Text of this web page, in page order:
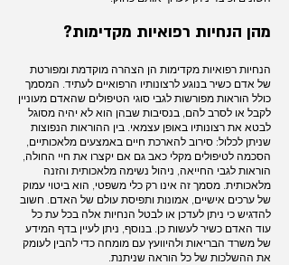
מהן הנחיות רפואיות מקדימות?
הנחיות רפואיות מקדימות הן הצהרה מוקדמת ומפורטת
של אדם כשיר בנוגע לרצונותיו הרפואיים לעתיד. המסמך
כולל הוראות מפורשות לגבי סוגי הטיפולים שהאדם מעוניין
לקבל או לסרב להם, בנסיבות שבהן הוא לא יהיה מסוגל
לבטא את רצונותיו באופן עצמאי. בין ההוראות הנפוצות
שניתן לכלול: סירוב להארכת חיים באמצעים מלאכותיים,
הסכמה לטיפולים מקלי כאב גם אם יקצרו את חיי החולה,
הוראות לגבי החייאה, ניהול נשימה מלאכותית והזנה
מלאכותית. מסמך זה אינו רק כלי משפטי, הוא ביטוי עמוק
של ערכים אישיים, אמונות ותפיסת עולם של האדם. חשוב
להדגיש כי ניתן לעדכן או לבטל הנחיות אלה בכל עת כל
עוד האדם כשיר לעשות כן. בנוסף, ניתן לעיין בדף המידע
של משרד הבריאות ולהיוועץ עם מומחה כדי להבין לעומק
את ההשלכות של כל הוראה שניתנת.